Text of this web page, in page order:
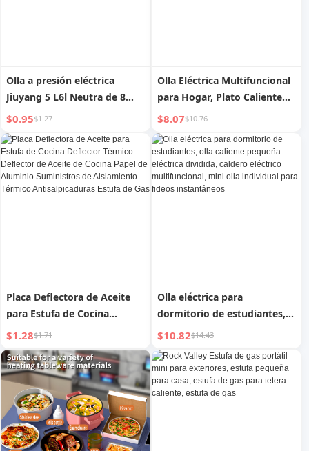
Olla a presión eléctrica
Jiuyang 5 L6l Neutra de 8
litros con neumático
$0.95$1.27
Olla Eléctrica Multifuncional
para Hogar, Plato Caliente
Eléctrico para Dormitorio de
Estudiante, Olla Pequeña
Eléctrica de Cocina Todo en
Uno, Platos Eléctricos para
Freír, Olla de Cocina Eléctrica
$8.07$10.76
Placa Deflectora de Aceite
para Estufa de Cocina
Deflector Térmico Deflector
de Aceite de Cocina Papel de
Aluminio Suministros de
Aislamiento Térmico
Antisalpicaduras Estufa de
Gas
$1.28$1.71
Olla eléctrica para
dormitorio de estudiantes,
olla caliente pequeña
eléctrica dividida, caldero
eléctrico multifuncional,
mini olla individual para
fideos instantáneos
$10.82$14.43